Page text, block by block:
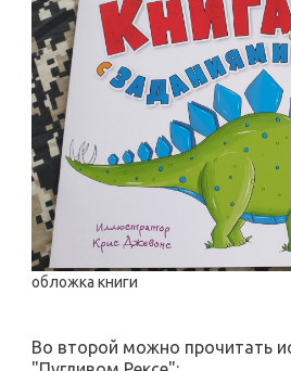
обложка книги
Во второй можно прочитать